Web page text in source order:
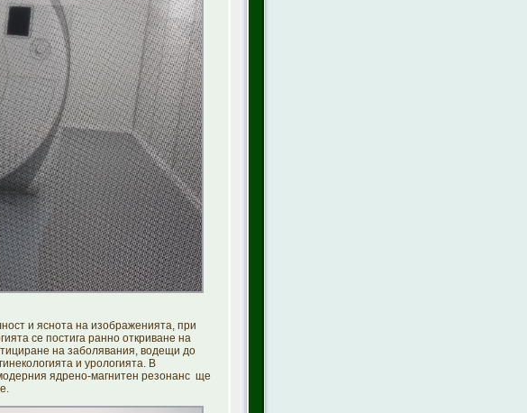
и яснота на изображенията, при
се постига ранно откриване на
на заболявания, водещи до
и урологията. В
ядрено-магнитен резонанс ще